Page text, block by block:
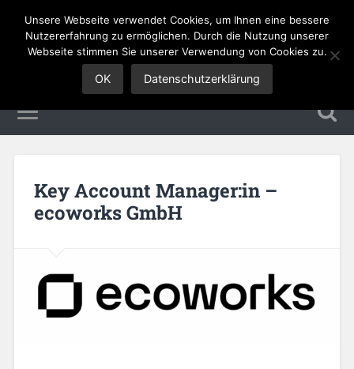
Sales Jobs
Key Account Manager:in –
ecoworks GmbH
Unsere Webseite verwendet Cookies, um Ihnen eine bessere
Nutzererfahrung zu ermöglichen. Durch die Nutzung unserer
Webseite stimmen Sie unserer Verwendung von Cookies zu.
OK Datenschutzerklärung